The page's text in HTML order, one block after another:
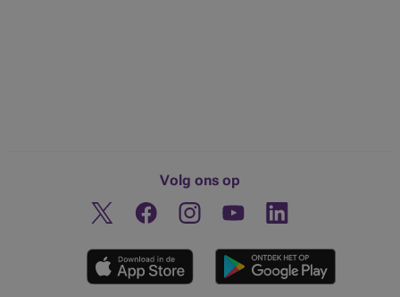
Volg ons op
Twitter FacebookInstagramOntdek ons YouTube-kanaal
Linkedin